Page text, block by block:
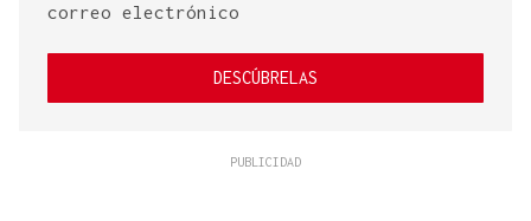
correo electrónico
DESCÚBRELAS